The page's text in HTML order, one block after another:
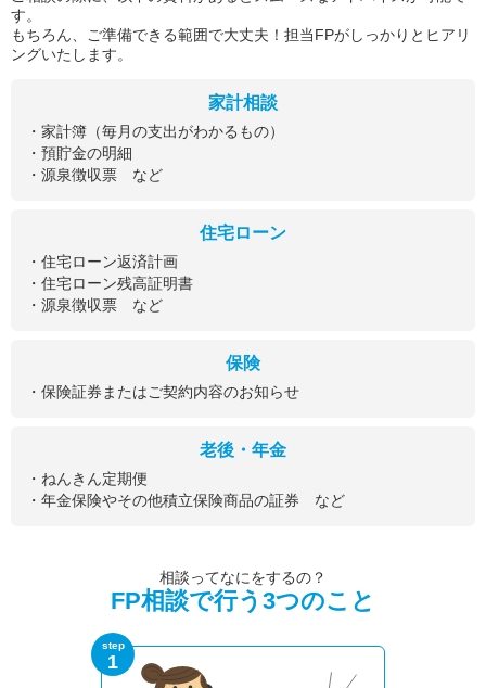
す。
もちろん、ご準備できる範囲で大丈夫！担当FPがしっかりとヒアリ
ングいたします。
家計相談
・家計簿（毎月の支出がわかるもの）
・預貯金の明細
・源泉徴収票 など
住宅ローン
・住宅ローン返済計画
・住宅ローン残高証明書
・源泉徴収票 など
保険
・保険証券またはご契約内容のお知らせ
老後・年金
・ねんきん定期便
・年金保険やその他積立保険商品の証券 など
相談ってなにをするの？
FP相談で行う3つのこと
step
1